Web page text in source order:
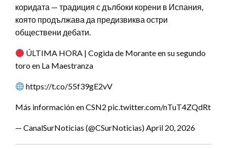
коридата — традиция с дълбоки корени в Испания,
която продължава да предизвиква остри
обществени дебати.
ÚLTIMA HORA | Cogida de Morante en su segundo
toro en La Maestranza
https://t.co/55f39gE2vV
Más información en CSN2 pic.twitter.com/nTuT4ZQdRt
— CanalSurNoticias (@CSurNoticias) April 20, 2026